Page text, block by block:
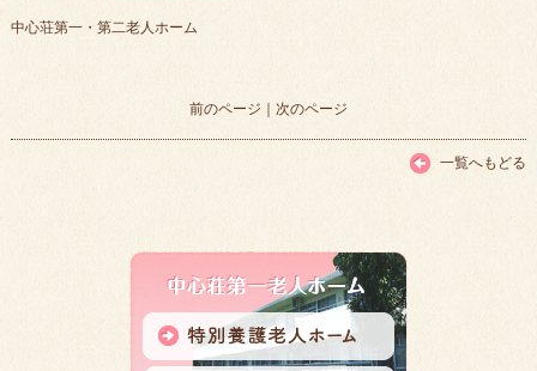
中心荘第一・第二老人ホーム
前のページ ｜ 次のページ
一覧へもどる